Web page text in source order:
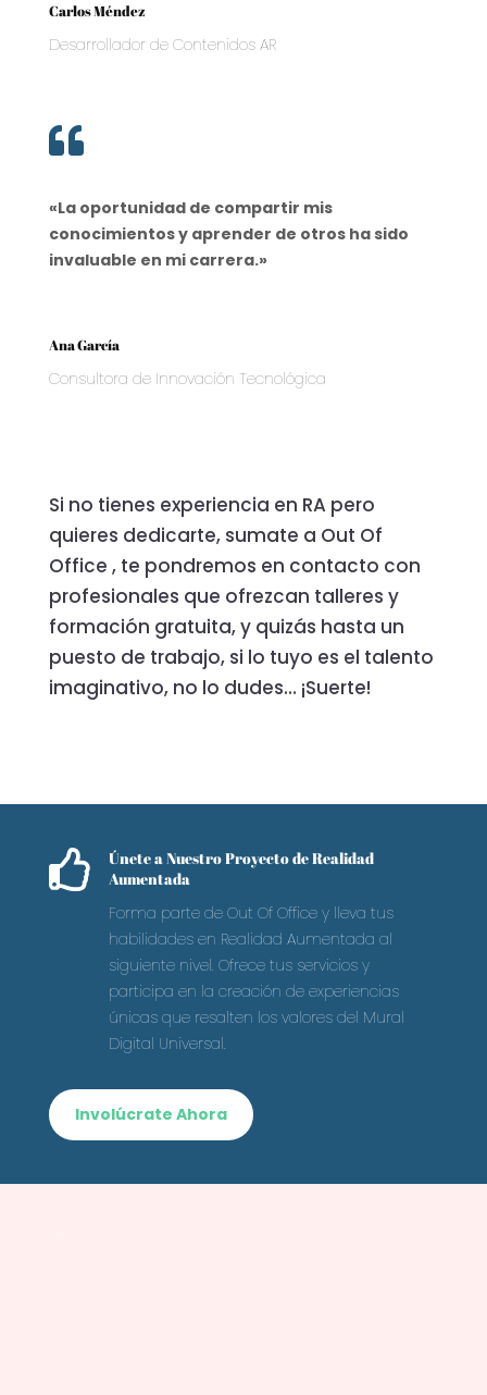
Carlos Méndez
Desarrollador de Contenidos AR

«La oportunidad de compartir mis
conocimientos y aprender de otros ha sido
invaluable en mi carrera.»
Ana García
Consultora de Innovación Tecnológica
Si no tienes experiencia en RA pero
quieres dedicarte, sumate a Out Of
Office , te pondremos en contacto con
profesionales que ofrezcan talleres y
formación gratuita, y quizás hasta un
puesto de trabajo, si lo tuyo es el talento
imaginativo, no lo dudes… ¡Suerte!

Únete a Nuestro Proyecto de Realidad
Aumentada
Forma parte de Out Of Office y lleva tus
habilidades en Realidad Aumentada al
siguiente nivel. Ofrece tus servicios y
participa en la creación de experiencias
únicas que resalten los valores del Mural
Digital Universal.
Involúcrate Ahora